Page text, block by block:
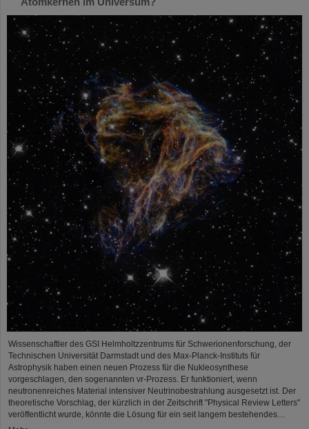
Wissenschaftler des GSI Helmholtzzentrums für Schwerionenforschung, der
Technischen Universität Darmstadt und des Max-Planck-Instituts für
Astrophysik haben einen neuen Prozess für die Nukleosynthese
vorgeschlagen, den sogenannten νr-Prozess. Er funktioniert, wenn
neutronenreiches Material intensiver Neutrinobestrahlung ausgesetzt ist. Der
theoretische Vorschlag, der kürzlich in der Zeitschrift "Physical Review Letters"
veröffentlicht wurde, könnte die Lösung für ein seit langem bestehendes…